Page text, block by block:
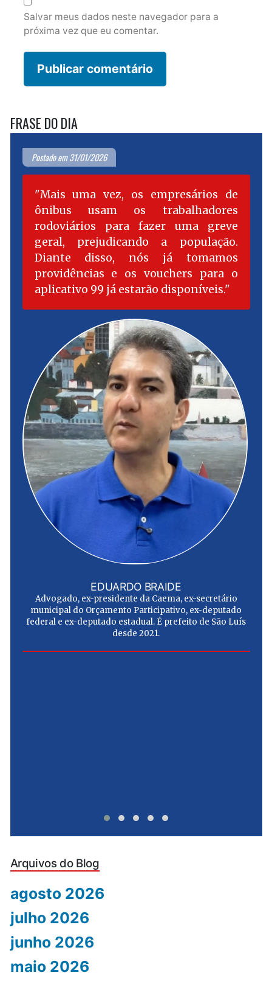
Salvar meus dados neste navegador para a
próxima vez que eu comentar.
FRASE DO DIA
Postado em 31/01/2026
Mais uma vez, os empresários de
ônibus usam os trabalhadores
rodoviários para fazer uma greve
geral, prejudicando a população.
Diante disso, nós já tomamos
providências e os vouchers para o
aplicativo 99 já estarão disponíveis.
EDUARDO BRAIDE
Advogado, ex-presidente da Caema, ex-secretário
municipal do Orçamento Participativo, ex-deputado
federal e ex-deputado estadual. É prefeito de São Luís
desde 2021.
Arquivos do Blog
agosto 2026
julho 2026
junho 2026
maio 2026